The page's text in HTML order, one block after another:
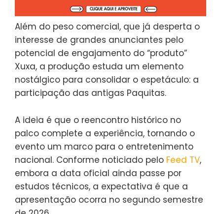
Além do peso comercial, que já desperta o
interesse de grandes anunciantes pelo
potencial de engajamento do “produto”
Xuxa, a produção estuda um elemento
nostálgico para consolidar o espetáculo: a
participação das antigas Paquitas.
A ideia é que o reencontro histórico no
palco complete a experiência, tornando o
evento um marco para o entretenimento
nacional. Conforme noticiado pelo Feed TV,
embora a data oficial ainda passe por
estudos técnicos, a expectativa é que a
apresentação ocorra no segundo semestre